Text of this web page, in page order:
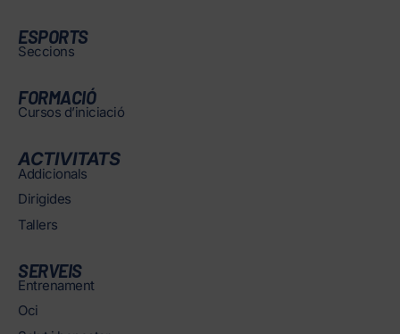
ESPORTS
Seccions
FORMACIÓ
Cursos d’iniciació
ACTIVITATS
Addicionals
Dirigides
Tallers
SERVEIS
Entrenament
Oci